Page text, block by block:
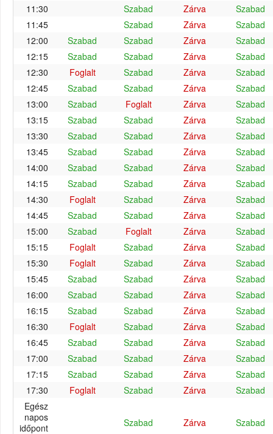
11:30
Szabad Zárva
Szabad
11:45
Szabad Zárva
Szabad
12:00
Szabad Szabad Zárva
Szabad
12:15
Szabad Szabad Zárva
Szabad
12:30
Foglalt Szabad Zárva
Szabad
12:45
Szabad Szabad Zárva
Szabad
13:00
Szabad Foglalt Zárva
Szabad
13:15
Szabad Szabad Zárva
Szabad
13:30
Szabad Szabad Zárva
Szabad
13:45
Szabad Szabad Zárva
Szabad
14:00
Szabad Szabad Zárva
Szabad
14:15
Szabad Szabad Zárva
Szabad
14:30
Foglalt Szabad Zárva
Szabad
14:45
Szabad Szabad Zárva
Szabad
15:00
Szabad Foglalt Zárva
Szabad
15:15
Foglalt Szabad Zárva
Szabad
15:30
Foglalt Szabad Zárva
Szabad
15:45
Szabad Szabad Zárva
Szabad
16:00
Szabad Szabad Zárva
Szabad
16:15
Szabad Szabad Zárva
Szabad
16:30
Foglalt Szabad Zárva
Szabad
16:45
Szabad Szabad Zárva
Szabad
17:00
Szabad Szabad Zárva
Szabad
17:15
Szabad Szabad Zárva
Szabad
17:30
Foglalt Szabad Zárva
Szabad
Egész
napos
időpont
Szabad Zárva Szabad